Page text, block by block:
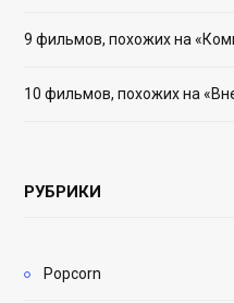
9 фильмов, похожих на
10 фильмов, похожих на
РУБРИКИ
Popcorn